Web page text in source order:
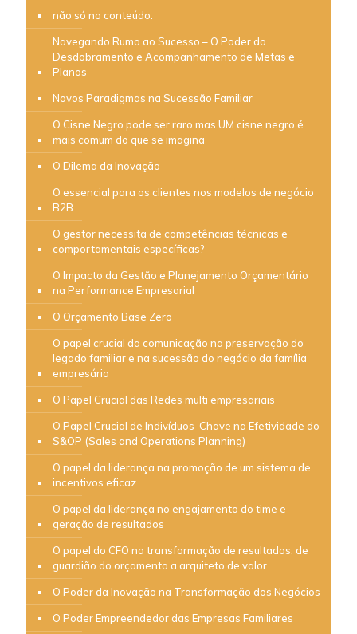
não só no conteúdo.
Navegando Rumo ao Sucesso – O Poder do
Desdobramento e Acompanhamento de Metas e
Planos
Novos Paradigmas na Sucessão Familiar
O Cisne Negro pode ser raro mas UM cisne negro é
mais comum do que se imagina
O Dilema da Inovação
O essencial para os clientes nos modelos de negócio
B2B
O gestor necessita de competências técnicas e
comportamentais específicas?
O Impacto da Gestão e Planejamento Orçamentário
na Performance Empresarial
O Orçamento Base Zero
O papel crucial da comunicação na preservação do
legado familiar e na sucessão do negócio da família
empresária
O Papel Crucial das Redes multi empresariais
O Papel Crucial de Indivíduos-Chave na Efetividade do
S&OP (Sales and Operations Planning)
O papel da liderança na promoção de um sistema de
incentivos eficaz
O papel da liderança no engajamento do time e
geração de resultados
O papel do CFO na transformação de resultados: de
guardião do orçamento a arquiteto de valor
O Poder da Inovação na Transformação dos Negócios
O Poder Empreendedor das Empresas Familiares